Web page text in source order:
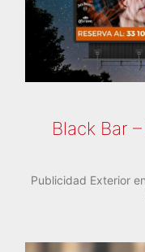
Black Bar
Publicidad Exterior